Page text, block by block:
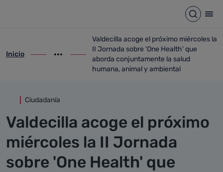
Abrir
ir-a inicio
Inicio
Mostrar opciones del camino de migas
ir-a Valdecilla acoge el próximo
Valdecilla acoge el próximo miércoles la
II Jornada sobre 'One Health' que
aborda conjuntamente la salud
humana, animal y ambiental
Ciudadanía
Valdecilla acoge el próximo
miércoles la II Jornada
sobre 'One Health' que